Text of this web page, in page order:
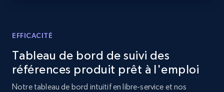
specific category URL
Sku, Product id, Product name, Manufacturer,
and more.
EFFICACITÉ
Tableau de bord de suivi des
références produit prêt à l'emploi
Notre tableau de bord intuitif en libre-service et nos